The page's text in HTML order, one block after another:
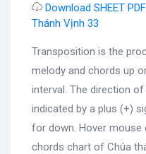
Download SHEET
Thánh Vịnh 33
Transposition is the
melody and chords up
interval. The direction
indicated by a plus (+)
for down. Hover
chords chart of Chúa